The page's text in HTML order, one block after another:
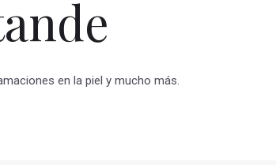
en la piel y mucho más.